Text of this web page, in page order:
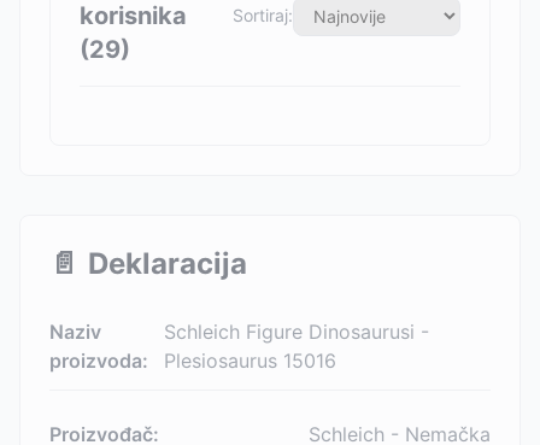
korisnika
(29)
Sortiraj:
📄 Deklaracija
Naziv
proizvoda:
Schleich Figure Dinosaurusi -
Plesiosaurus 15016
Proizvođač: Schleich - Nemačka